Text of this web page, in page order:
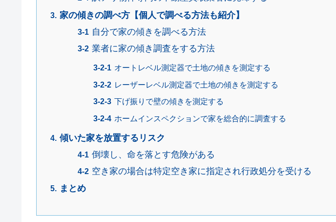
家の傾きの調べ方【個人で調べる方法も紹介】
自分で家の傾きを調べる方法
業者に家の傾き調査をする方法
オートレベル測定器で土地の傾きを測定する
レーザーレベル測定器で土地の傾きを測定する
下げ振りで壁の傾きを測定する
ホームインスペクションで家を総合的に調査する
傾いた家を放置するリスク
倒壊し、命を落とす危険がある
空き家の場合は特定空き家に指定され行政処分を受ける
まとめ